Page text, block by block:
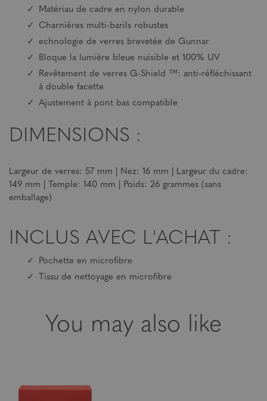
Matériau de cadre en nylon durable
Charnières multi-barils robustes
echnologie de verres brevetée de Gunnar
Bloque la lumière bleue nuisible et 100% UV
Revêtement de verres G-Shield ™: anti-réfléchissant
à double facette
Ajustement à pont bas compatible
DIMENSIONS :
Largeur de verres: 57 mm | Nez: 16 mm | Largeur du cadre:
149 mm | Temple: 140 mm | Poids: 26 grammes (sans
emballage)
INCLUS AVEC L'ACHAT :
Pochette en microfibre
Tissu de nettoyage en microfibre
You may also like